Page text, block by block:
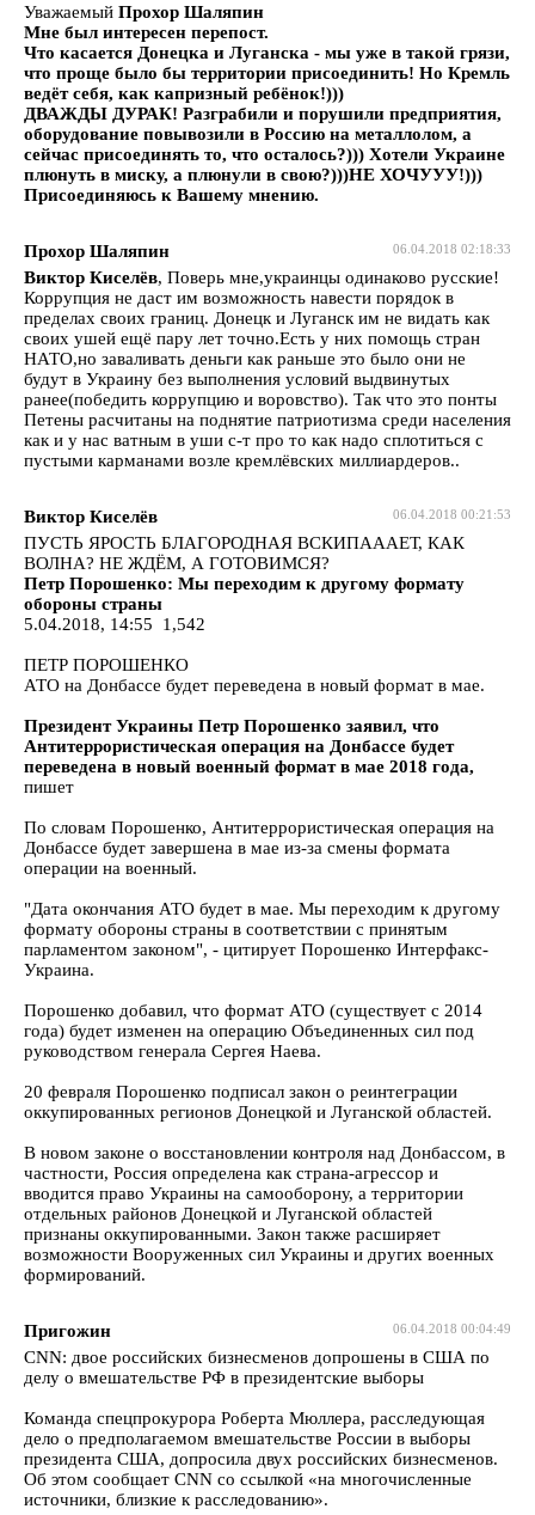
Уважаемый Прохор Шаляпин
Мне был интересен перепост.
Что касается Донецка и Луганска - мы уже в такой грязи,
что проще было бы территории присоединить! Но Кремль
ведёт себя, как капризный ребёнок!)))
ДВАЖДЫ ДУРАК! Разграбили и порушили предприятия,
оборудование повывозили в Россию на металлолом, а
сейчас присоединять то, что осталось?))) Хотели Украине
плюнуть в миску, а плюнули в свою?)))НЕ ХОЧУУУ!)))
Присоединяюсь к Вашему мнению.
06.04.2018 02:18:33
Прохор Шаляпин
Виктор Киселёв, Поверь мне,украинцы одинаково русские!
Коррупция не даст им возможность навести порядок в
пределах своих границ. Донецк и Луганск им не видать как
своих ушей ещё пару лет точно.Есть у них помощь стран
НАТО,но заваливать деньги как раньше это было они не
будут в Украину без выполнения условий выдвинутых
ранее(победить коррупцию и воровство). Так что это понты
Петены расчитаны на поднятие патриотизма среди населения
как и у нас ватным в уши с-т про то как надо сплотиться с
пустыми карманами возле кремлёвских миллиардеров..
06.04.2018 00:21:53
Виктор Киселёв
ПУСТЬ ЯРОСТЬ БЛАГОРОДНАЯ ВСКИПАААЕТ, КАК
ВОЛНА? НЕ ЖДЁМ, А ГОТОВИМСЯ?
Петр Порошенко: Мы переходим к другому формату
обороны страны
5.04.2018, 14:55 1,542
ПЕТР ПОРОШЕНКО
АТО на Донбассе будет переведена в новый формат в мае.
Президент Украины Петр Порошенко заявил, что
Антитеррористическая операция на Донбассе будет
переведена в новый военный формат в мае 2018 года,
пишет
По словам Порошенко, Антитеррористическая операция на
Донбассе будет завершена в мае из-за смены формата
операции на военный.
"Дата окончания АТО будет в мае. Мы переходим к другому
формату обороны страны в соответствии с принятым
парламентом законом", - цитирует Порошенко Интерфакс-
Украина.
Порошенко добавил, что формат АТО (существует с 2014
года) будет изменен на операцию Объединенных сил под
руководством генерала Сергея Наева.
20 февраля Порошенко подписал закон о реинтеграции
оккупированных регионов Донецкой и Луганской областей.
В новом законе о восстановлении контроля над Донбассом, в
частности, Россия определена как страна-агрессор и
вводится право Украины на самооборону, а территории
отдельных районов Донецкой и Луганской областей
признаны оккупированными. Закон также расширяет
возможности Вооруженных сил Украины и других военных
формирований.
06.04.2018 00:04:49
Пригожин
CNN: двое российских бизнесменов допрошены в США по
делу о вмешательстве РФ в президентские выборы
Команда спецпрокурора Роберта Мюллера, расследующая
дело о предполагаемом вмешательстве России в выборы
президента США, допросила двух российских бизнесменов.
Об этом сообщает CNN со ссылкой «на многочисленные
источники, близкие к расследованию».